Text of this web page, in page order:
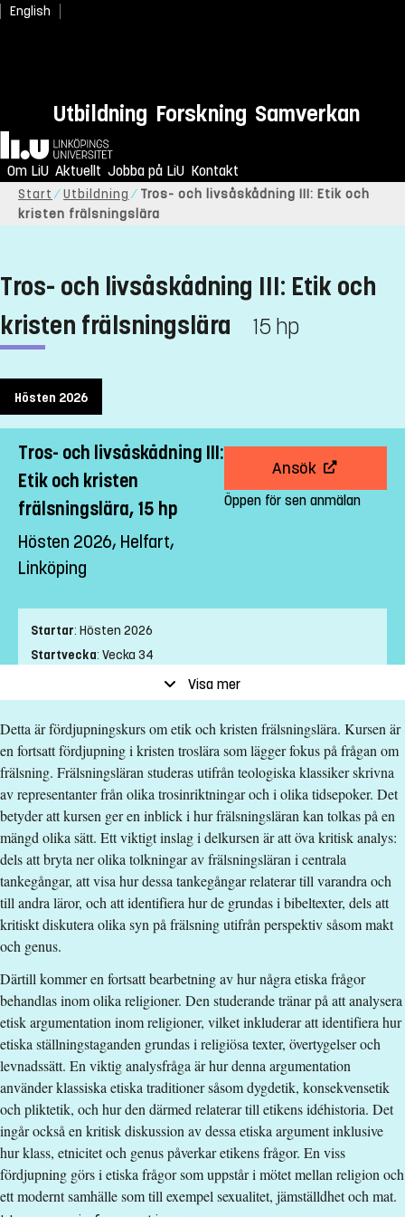
English
Utbildning Forskning Samverkan
Hem
Om LiU Aktuellt Jobba på LiU Kontakt
Start Utbildning
Tros- och livsåskådning III: Etik och
kristen frälsningslära
Tros- och livsåskådning III: Etik och
kristen frälsningslära
15 hp
Hösten 2026
Tros- och livsåskådning III:
Etik och kristen
frälsningslära, 15 hp
Hösten 2026, Helfart,
Linköping
Ansök
Öppen för sen anmälan
Startar: Hösten 2026
Startvecka: Vecka 34
Ort:Linköping
Studietakt:Helfart
Nivå:Grundnivå
Studieform:Campusförlagd
Undervisningstid:Dagtid
Undervisningsspråk:Svenska
Anmälningskod
LIU-44341
Antal platser
2
Särskilda förkunskapskrav
kristendom och sekulära livsåskådningar, 7,5 hp
eller
Religionsvetenskap, grundkurs, 30 hp med godkänd delkurs
i tros- och livsåskådning, 7,5 hp
eller
motsvarande
Tros- och livsåskådning II: Etik, kristendom och den
sekulära staten, 15 hp, varav 7,5 hp godkända
eller
​motsvarande
Visa mer
Detta är fördjupningskurs om etik och kristen frälsningslära. Kursen är
en fortsatt fördjupning i kristen troslära som lägger fokus på frågan om
frälsning. Frälsningsläran studeras utifrån teologiska klassiker skrivna
av representanter från olika trosinriktningar och i olika tidsepoker. Det
betyder att kursen ger en inblick i hur frälsningsläran kan tolkas på en
mängd olika sätt. Ett viktigt inslag i delkursen är att öva kritisk analys:
dels att bryta ner olika tolkningar av frälsningsläran i centrala
tankegångar, att visa hur dessa tankegångar relaterar till varandra och
till andra läror, och att identifiera hur de grundas i bibeltexter, dels att
kritiskt diskutera olika syn på frälsning utifrån perspektiv såsom makt
och genus.
Därtill kommer en fortsatt bearbetning av hur några etiska frågor
behandlas inom olika religioner. Den studerande tränar på att analysera
etisk argumentation inom religioner, vilket inkluderar att identifiera hur
etiska ställningstaganden grundas i religiösa texter, övertygelser och
levnadssätt. En viktig analysfråga är hur denna argumentation
använder klassiska etiska traditioner såsom dygdetik, konsekvensetik
och pliktetik, och hur den därmed relaterar till etikens idéhistoria. Det
ingår också en kritisk diskussion av dessa etiska argument inklusive
hur klass, etnicitet och genus påverkar etikens frågor. En viss
fördjupning görs i etiska frågor som uppstår i mötet mellan religion och
ett modernt samhälle som till exempel sexualitet, jämställdhet och mat.